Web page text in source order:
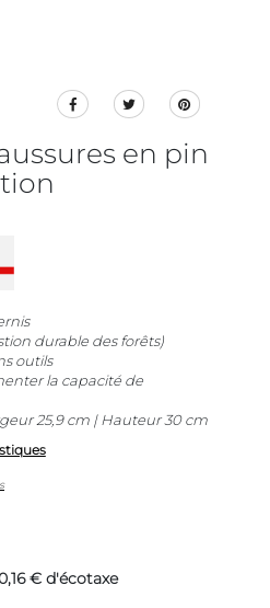
en pin
durable des forêts)
outils
la capacité de
25,9 cm | Hauteur 30 cm
€ d'écotaxe